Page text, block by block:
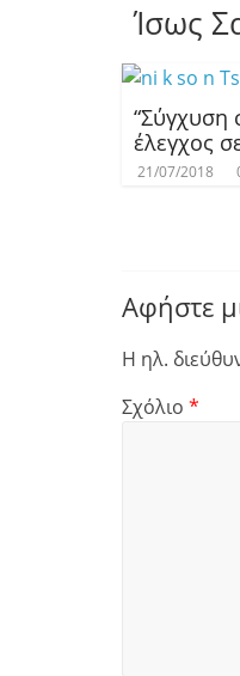
Ίσως
“Σύγχυση
έλεγχος
21/07/2018
Αφήστε
Η ηλ.
Σχόλιο *